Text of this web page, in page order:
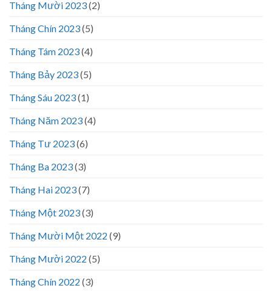
Tháng Mười 2023(2)
Tháng Chín 2023(5)
Tháng Tám 2023(4)
Tháng Bảy 2023(5)
Tháng Sáu 2023(1)
Tháng Năm 2023(4)
Tháng Tư 2023(6)
Tháng Ba 2023(3)
Tháng Hai 2023(7)
Tháng Một 2023(3)
Tháng Mười Một 2022 (9)
Tháng Mười 2022 (5)
Tháng Chín 2022 (3)